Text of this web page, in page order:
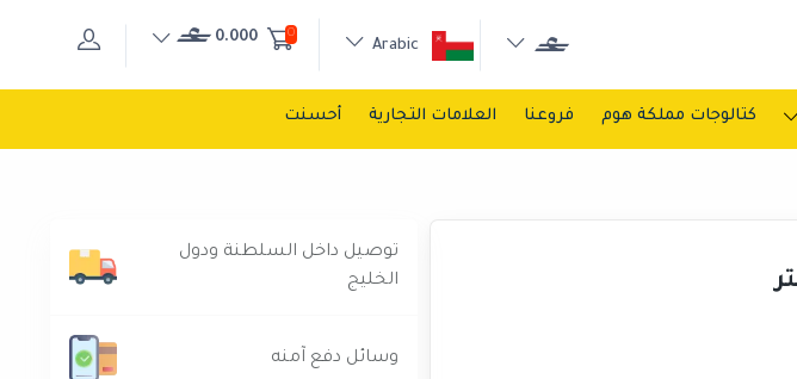
0
0.000
كتالوجات مملكة هوم فروعنا العلامات التجارية أحسنت
توصيل داخل السلطنة ودول
الخليج
وسائل دفع آمنه